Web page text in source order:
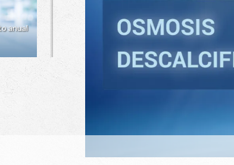
anual